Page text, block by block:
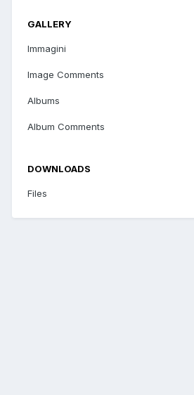
GALLERY
Immagini
Image Comments
Albums
Album Comments
DOWNLOADS
Files